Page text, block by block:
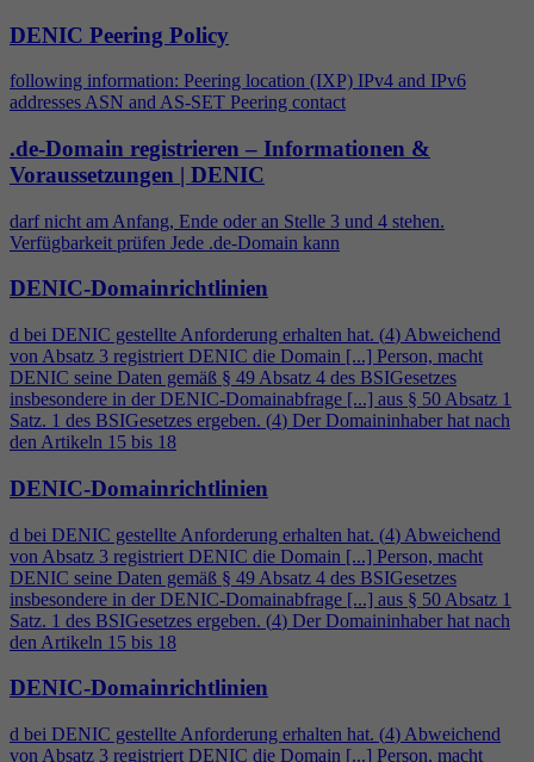
DENIC Peering Policy
following information: Peering location (IXP) IPv4 and IPv6
addresses ASN and AS-SET Peering contact
.de-Domain registrieren – Informationen &
Voraussetzungen | DENIC
darf nicht am Anfang, Ende oder an Stelle 3 und 4 stehen.
Verfügbarkeit prüfen Jede .de-Domain kann
DENIC-Domainrichtlinien
d bei DENIC gestellte Anforderung erhalten hat. (4) Abweichend
von Absatz 3 registriert DENIC die Domain [...] Person, macht
DENIC seine Daten gemäß § 49 Absatz 4 des BSIGesetzes
insbesondere in der DENIC-Domainabfrage [...] aus § 50 Absatz 1
Satz. 1 des BSIGesetzes ergeben. (4) Der Domaininhaber hat nach
den Artikeln 15 bis 18
DENIC-Domainrichtlinien
d bei DENIC gestellte Anforderung erhalten hat. (4) Abweichend
von Absatz 3 registriert DENIC die Domain [...] Person, macht
DENIC seine Daten gemäß § 49 Absatz 4 des BSIGesetzes
insbesondere in der DENIC-Domainabfrage [...] aus § 50 Absatz 1
Satz. 1 des BSIGesetzes ergeben. (4) Der Domaininhaber hat nach
den Artikeln 15 bis 18
DENIC-Domainrichtlinien
d bei DENIC gestellte Anforderung erhalten hat. (4) Abweichend
von Absatz 3 registriert DENIC die Domain [...] Person, macht